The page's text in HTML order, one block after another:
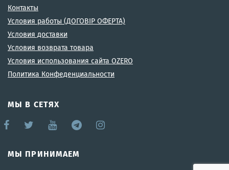
Контакты
Условия работы (ДОГОВІР ОФЕРТА)
Условия доставки
Условия возврата товара
Условия использования сайта OZERO
Политика Конфеденциальности
МЫ В СЕТЯХ
МЫ ПРИНИМАЕМ